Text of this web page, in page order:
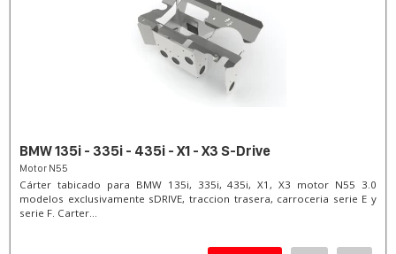
BMW 135i - 335i - 435i - X1 - X3 S-Drive
Motor N55
Cárter tabicado para BMW 135i, 335i, 435i, X1, X3 motor N55 3.0
modelos exclusivamente sDRIVE, traccion trasera, carroceria serie E y
serie F. Carter...